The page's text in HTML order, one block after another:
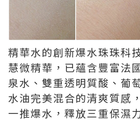
精華水的創新爆水珠珠科
慧微精華，已蘊含豐富法
泉水、雙重透明質酸、葡
水油完美混合的清爽質感
一推爆水，釋放三重保濕